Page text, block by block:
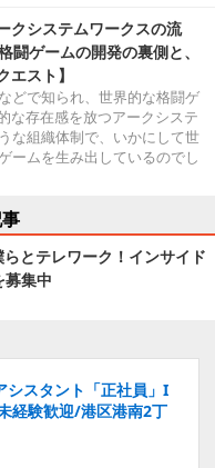
クシステムワークスの流
闘ゲームの開発の裏側と、
スト】
どで知られ、世界的な格闘ゲ
な存在感を放つアークシステ
な組織体制で、いかにして世
ームを生み出しているのでし
らとテレワーク！インサイド
集中
シスタント「正社員」I
経験歓迎/港区港南2丁